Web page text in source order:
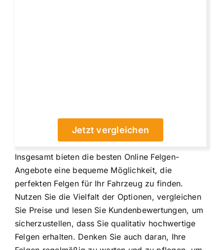
Jetzt vergleichen
Insgesamt bieten die besten Online Felgen-
Angebote eine bequeme Möglichkeit, die
perfekten Felgen für Ihr Fahrzeug zu finden.
Nutzen Sie die Vielfalt der Optionen, vergleichen
Sie Preise und lesen Sie Kundenbewertungen, um
sicherzustellen, dass Sie qualitativ hochwertige
Felgen erhalten. Denken Sie auch daran, Ihre